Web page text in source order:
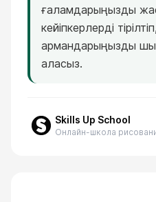
ғаламдарыңызды
кейіпкерлерді
армандарыңызды
аласыз.
Skills Up School
Онлайн-школа